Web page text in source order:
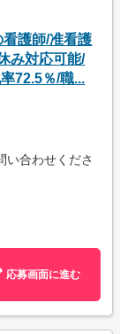
護師/准看護
み対応可能/
72.5％/職...
い合わせくださ
応募画面に進む